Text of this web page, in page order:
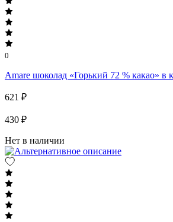
0
Amare шоколад «Горький 72 % какао» в
621 ₽
430 ₽
Нет в наличии